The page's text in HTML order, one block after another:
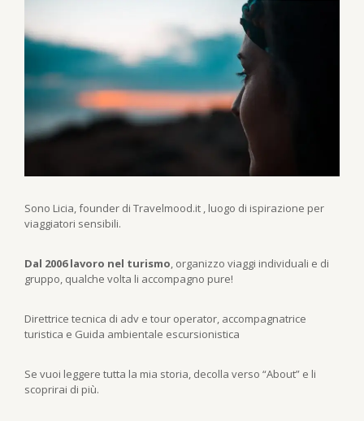
Sono Licia, founder di Travelmood.it , luogo di ispirazione per
viaggiatori sensibili.
Dal 2006 lavoro nel turismo, organizzo viaggi individuali e di
gruppo, qualche volta li accompagno pure!
Direttrice tecnica di adv e tour operator, accompagnatrice
turistica e Guida ambientale escursionistica
Se vuoi leggere tutta la mia storia, decolla verso “About” e li
scoprirai di più.